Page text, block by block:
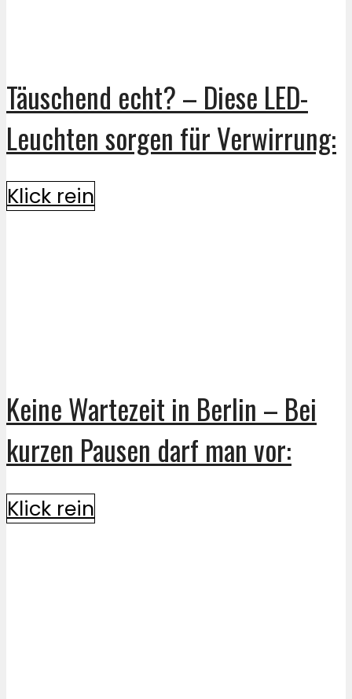
Täuschend echt? – Diese LED-
Leuchten sorgen für Verwirrung:
Klick rein
Keine Wartezeit in Berlin – Bei
kurzen Pausen darf man vor:
Klick rein